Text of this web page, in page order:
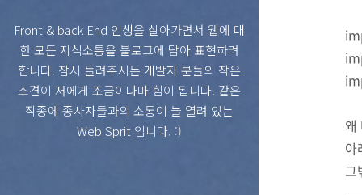
Front & back End 인생을 살아가면서 웹에 대
한 모든 지식소통을 블로그에 담아 표현하려
합니다. 잠시 들려주시는 개발자 분들의 작은
소견이 저에게 조금이나마 힘이 됩니다. 같은
직종에 종사자들과의 소통이 늘 열려 있는
Web Sprit 입니다. :)
왜
아
그